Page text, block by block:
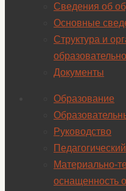
Сведения об
Основные
Структура и
Документы
Образование
Руководство
Материально-
оснащенность